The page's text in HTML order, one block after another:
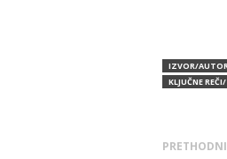
IZVOR/
KLJUČNE